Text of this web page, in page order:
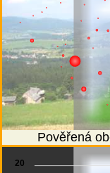
Pověřená
20